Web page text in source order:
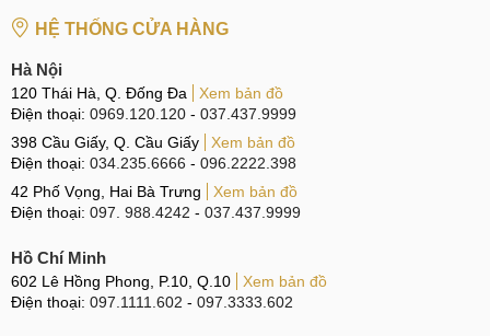
HỆ THỐNG CỬA HÀNG
Hà Nội
120 Thái Hà, Q. Đống Đa
Xem bản đồ
Điện thoại: 0969.120.120 - 037.437.9999
398 Cầu Giấy, Q. Cầu Giấy
Xem bản đồ
Điện thoại: 034.235.6666 - 096.2222.398
42 Phố Vọng, Hai Bà Trưng
Xem bản đồ
Điện thoại: 097. 988.4242 - 037.437.9999
Hồ Chí Minh
602 Lê Hồng Phong, P.10, Q.10
Xem bản đồ
Điện thoại: 097.1111.602 - 097.3333.602